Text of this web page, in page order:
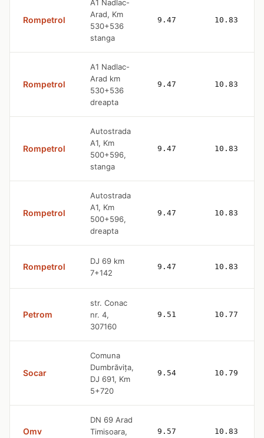
Rompetrol
A1 Nadlac-
Arad, Km
530+536
stanga
9.47 10.83
Rompetrol
A1 Nadlac-
Arad km
530+536
dreapta
9.47 10.83
Rompetrol
Autostrada
A1, Km
500+596,
stanga
9.47 10.83
Rompetrol
Autostrada
A1, Km
500+596,
dreapta
9.47 10.83
Rompetrol
DJ 69 km
7+142
9.47 10.83
Petrom
str. Conac
nr. 4,
307160
9.51 10.77
Socar
Comuna
Dumbrăviţa,
DJ 691, Km
5+720
9.54 10.79
Omv
DN 69 Arad
Timisoara,
9.57 10.83